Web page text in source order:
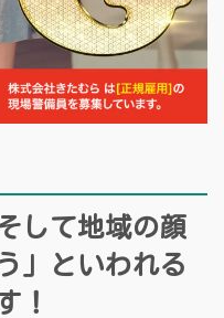
して地域の顔
」といわれる
！